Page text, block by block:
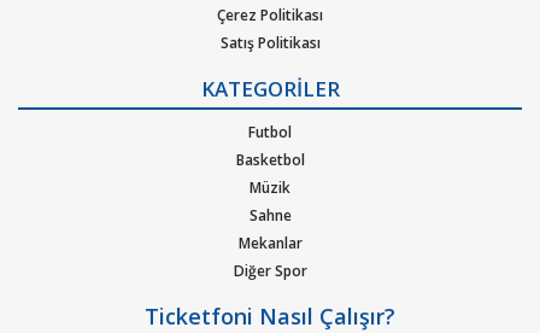
Çerez Politikası
Satış Politikası
Kurumsal Ağırlama
Nasıl Çalışır
Bilet Tipi ve Teslimat
Üyelik Doğrulama
Sık Sorulan Sorular
KATEGORİLER
Futbol
Basketbol
Müzik
Sahne
Mekanlar
Diğer Spor
Ticketfoni Nasıl Çalışır?